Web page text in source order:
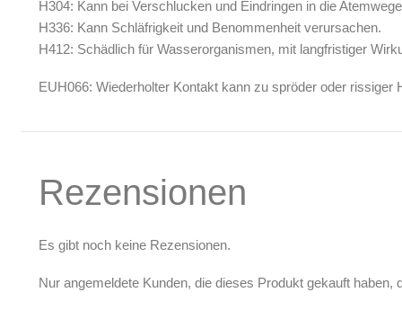
H304: Kann bei Verschlucken und Eindringen in die
H336: Kann Schläfrigkeit und Benommenheit verursachen.
H412: Schädlich für Wasserorganismen, mit langfristiger
EUH066: Wiederholter Kontakt kann zu spröder oder rissiger
Rezensionen
Es gibt noch keine Rezensionen.
Nur angemeldete Kunden, die dieses Produkt gekauft haben,